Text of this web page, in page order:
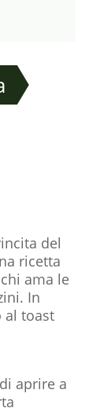
del
ricetta
ama le
In
al toast
aprire a